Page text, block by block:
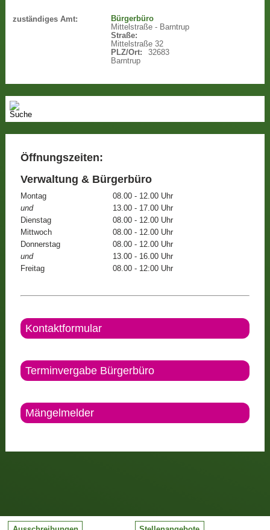
zuständiges Amt:
Bürgerbüro
Mittelstraße - Barntrup
Straße:
Mittelstraße 32
PLZ/Ort:
32683
Barntrup
Öffnungszeiten:
Verwaltung & Bürgerbüro
Montag
08.00 - 12.00 Uhr
und
13.00 - 17.00 Uhr
Dienstag
08.00 - 12.00 Uhr
Mittwoch
08.00 - 12.00 Uhr
Donnerstag
08.00 - 12.00 Uhr
und
13.00 - 16.00 Uhr
Freitag
08.00 - 12:00 Uhr
Kontaktformular
Terminvergabe Bürgerbüro
Mängelmelder